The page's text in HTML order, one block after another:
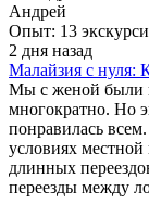
Андрей
Опыт: 13
2 дня назад
Малайзия с нуля:
Мы с женой были
многократно. Но
понравилась
условиях местной
длинных
переезды между